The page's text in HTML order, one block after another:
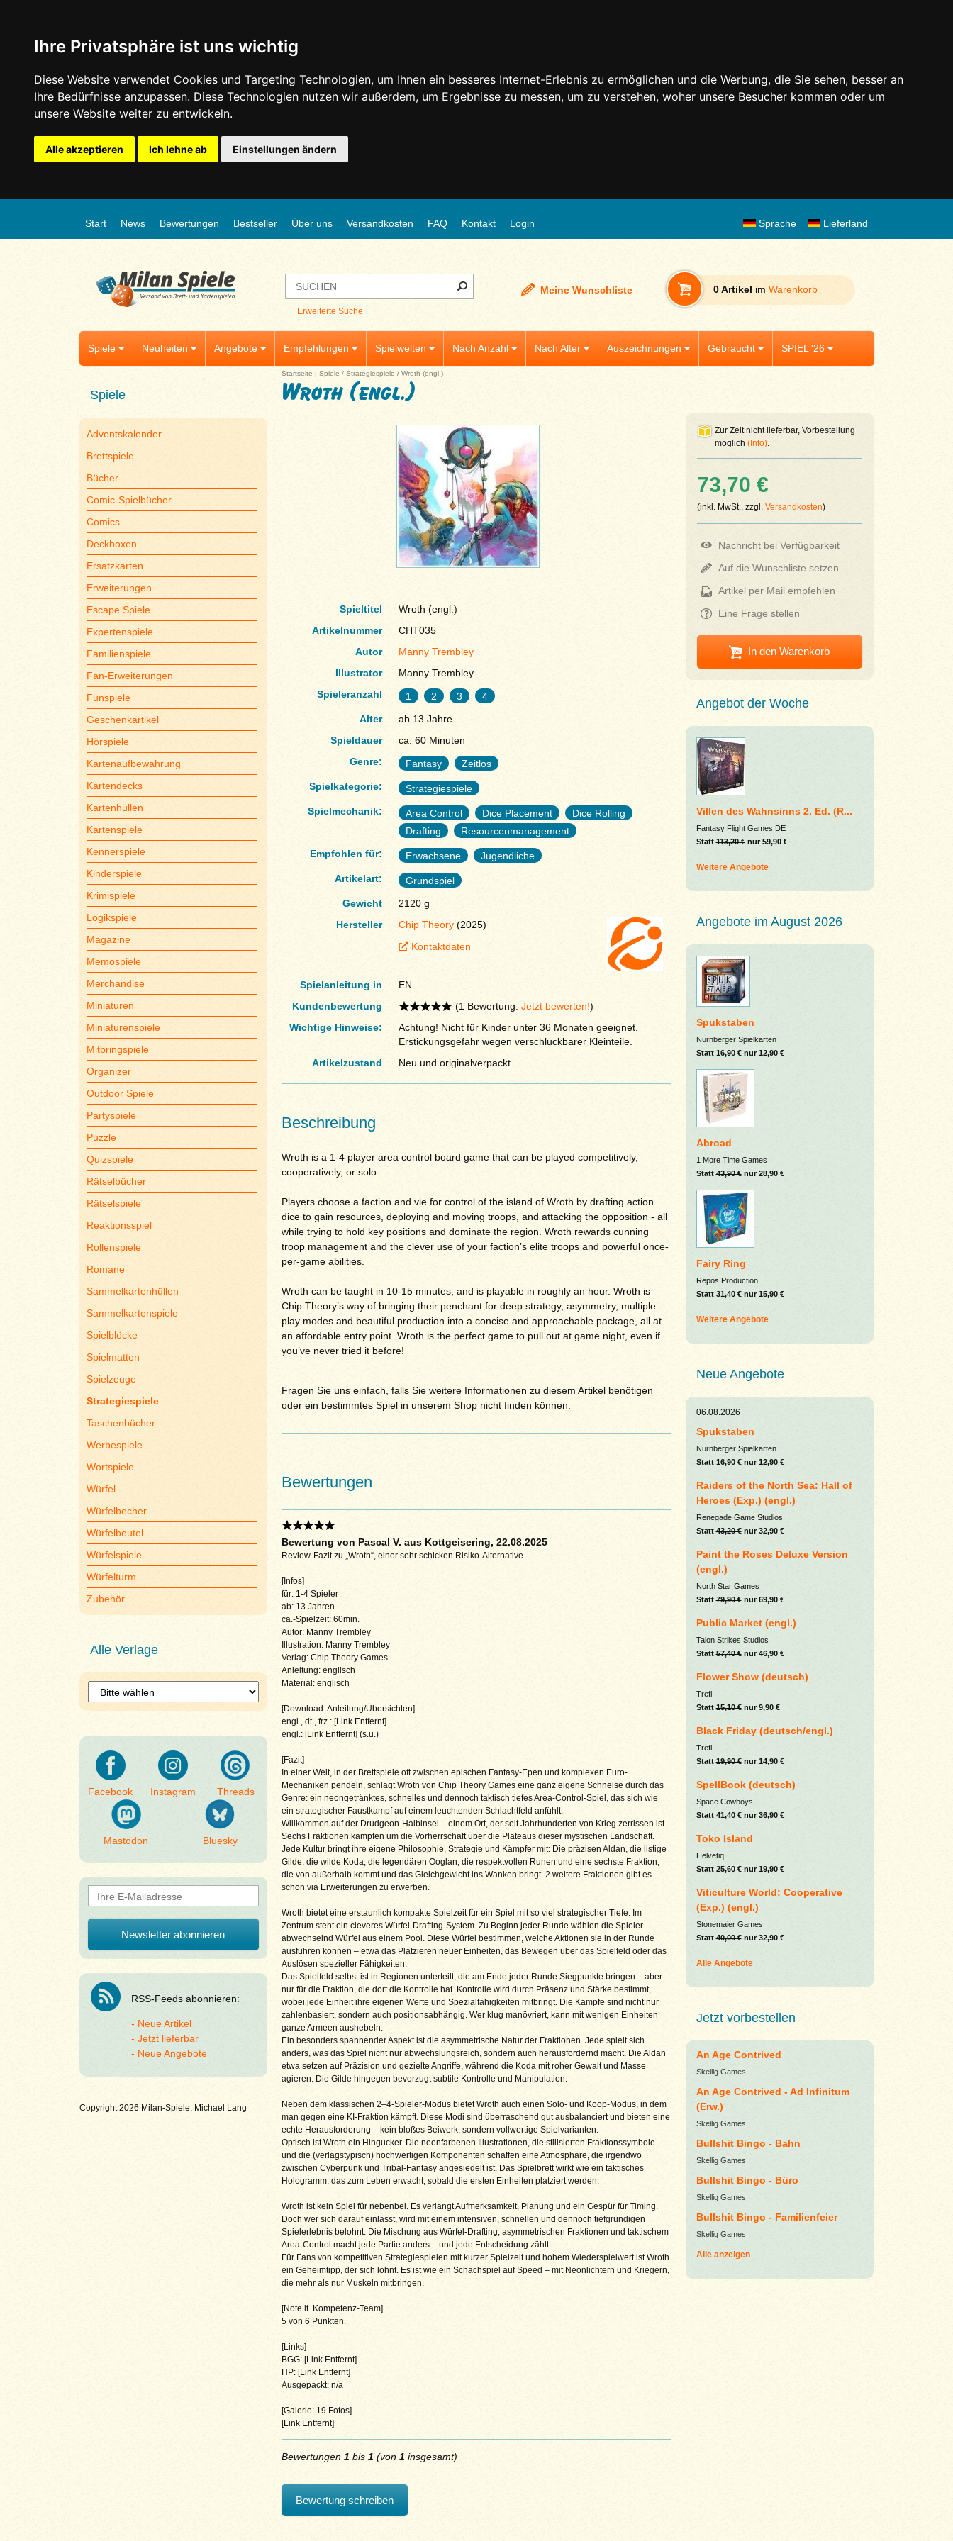
Ihre Privatsphäre ist uns wichtig
Diese Website verwendet Cookies und Targeting Technologien, um Ihnen ein besseres Internet-Erlebnis zu ermöglichen und die Werbung, die Sie sehen, besser an
Ihre Bedürfnisse anzupassen. Diese Technologien nutzen wir außerdem, um Ergebnisse zu messen, um zu verstehen, woher unsere Besucher kommen oder um
unsere Website weiter zu entwickeln.
Alle akzeptieren Ich lehne ab Einstellungen ändern
Start News Bewertungen Bestseller Über uns Versandkosten FAQ Kontakt Login Lieferland
Sprache
Erweiterte Suche
Meine Wunschliste 0 Artikel im Warenkorb
Spiele Neuheiten Angebote Empfehlungen Spielwelten Nach Anzahl Nach Alter Auszeichnungen Gebraucht SPIEL '26
Spiele
Adventskalender
Brettspiele
Bücher
Comic-Spielbücher
Comics
Deckboxen
Ersatzkarten
Erweiterungen
Escape Spiele
Expertenspiele
Familienspiele
Fan-Erweiterungen
Funspiele
Geschenkartikel
Hörspiele
Kartenaufbewahrung
Kartendecks
Kartenhüllen
Kartenspiele
Kennerspiele
Kinderspiele
Krimispiele
Logikspiele
Magazine
Memospiele
Merchandise
Miniaturen
Miniaturenspiele
Mitbringspiele
Organizer
Outdoor Spiele
Partyspiele
Puzzle
Quizspiele
Rätselbücher
Rätselspiele
Reaktionsspiel
Rollenspiele
Romane
Sammelkartenhüllen
Sammelkartenspiele
Spielblöcke
Spielmatten
Spielzeuge
Strategiespiele
Taschenbücher
Werbespiele
Wortspiele
Würfel
Würfelbecher
Würfelbeutel
Würfelspiele
Würfelturm
Zubehör
Alle Verlage
Facebook Instagram Threads
Mastodon Bluesky
RSS-Feeds abonnieren:
Neue Artikel
Jetzt lieferbar
Neue Angebote
Copyright 2026 Milan-Spiele, Michael Lang
Startseite | Spiele / Strategiespiele / Wroth (engl.)
Wroth (engl.)
Spieltitel
Wroth (engl.)
Artikelnummer
CHT035
Autor
Manny Trembley
Illustrator
Manny Trembley
Spieleranzahl
1 2 3
4
Alter
ab 13 Jahre
Spieldauer
ca. 60 Minuten
Genre:
Fantasy
Zeitlos
Spielkategorie:
Strategiespiele
Spielmechanik:
Area Control Dice Placement
Dice Rolling
Drafting
Resourcenmanagement
Empfohlen für:
Erwachsene
Jugendliche
Artikelart:
Grundspiel
Gewicht
2120 g
Hersteller
Chip Theory(2025)
Kontaktdaten
Spielanleitung in
EN
Kundenbewertung
(1 Bewertung. Jetzt bewerten!)
Wichtige Hinweise:
Achtung! Nicht für Kinder unter 36 Monaten geeignet.
Erstickungsgefahr wegen verschluckbarer Kleinteile.
Artikelzustand
Neu und originalverpackt
Beschreibung
Wroth is a 1-4 player area control board game that can be played competitively,
cooperatively, or solo.
Players choose a faction and vie for control of the island of Wroth by drafting action
dice to gain resources, deploying and moving troops, and attacking the opposition - all
while trying to hold key positions and dominate the region. Wroth rewards cunning
troop management and the clever use of your faction’s elite troops and powerful once-
per-game abilities.
Wroth can be taught in 10-15 minutes, and is playable in roughly an hour. Wroth is
Chip Theory’s way of bringing their penchant for deep strategy, asymmetry, multiple
play modes and beautiful production into a concise and approachable package, all at
an affordable entry point. Wroth is the perfect game to pull out at game night, even if
you’ve never tried it before!
Fragen Sie uns einfach, falls Sie weitere Informationen zu diesem Artikel benötigen
oder ein bestimmtes Spiel in unserem Shop nicht finden können.
Bewertungen
Bewertung von Pascal V. aus Kottgeisering, 22.08.2025
Review-Fazit zu „Wroth“, einer sehr schicken Risiko-Alternative.
[Infos]
für: 1-4 Spieler
ab: 13 Jahren
ca.-Spielzeit: 60min.
Autor: Manny Trembley
Illustration: Manny Trembley
Verlag: Chip Theory Games
Anleitung: englisch
Material: englisch
[Download: Anleitung/Übersichten]
engl., dt., frz.: [Link Entfernt]
engl.: [Link Entfernt] (s.u.)
[Fazit]
In einer Welt, in der Brettspiele oft zwischen epischen Fantasy-Epen und komplexen Euro-
Mechaniken pendeln, schlägt Wroth von Chip Theory Games eine ganz eigene Schneise durch das
Genre: ein neongetränktes, schnelles und dennoch taktisch tiefes Area-Control-Spiel, das sich wie
ein strategischer Faustkampf auf einem leuchtenden Schlachtfeld anfühlt.
Willkommen auf der Drudgeon-Halbinsel – einem Ort, der seit Jahrhunderten von Krieg zerrissen ist.
Sechs Fraktionen kämpfen um die Vorherrschaft über die Plateaus dieser mystischen Landschaft.
Jede Kultur bringt ihre eigene Philosophie, Strategie und Kämpfer mit: Die präzisen Aldan, die listige
Gilde, die wilde Koda, die legendären Ooglan, die respektvollen Runen und eine sechste Fraktion,
die von außerhalb kommt und das Gleichgewicht ins Wanken bringt. 2 weitere Fraktionen gibt es
schon via Erweiterungen zu erwerben.
Wroth bietet eine erstaunlich kompakte Spielzeit für ein Spiel mit so viel strategischer Tiefe. Im
Zentrum steht ein cleveres Würfel-Drafting-System. Zu Beginn jeder Runde wählen die Spieler
abwechselnd Würfel aus einem Pool. Diese Würfel bestimmen, welche Aktionen sie in der Runde
ausführen können – etwa das Platzieren neuer Einheiten, das Bewegen über das Spielfeld oder das
Auslösen spezieller Fähigkeiten.
Das Spielfeld selbst ist in Regionen unterteilt, die am Ende jeder Runde Siegpunkte bringen – aber
nur für die Fraktion, die dort die Kontrolle hat. Kontrolle wird durch Präsenz und Stärke bestimmt,
wobei jede Einheit ihre eigenen Werte und Spezialfähigkeiten mitbringt. Die Kämpfe sind nicht nur
zahlenbasiert, sondern auch positionsabhängig. Wer klug manövriert, kann mit wenigen Einheiten
ganze Armeen aushebeln.
Ein besonders spannender Aspekt ist die asymmetrische Natur der Fraktionen. Jede spielt sich
anders, was das Spiel nicht nur abwechslungsreich, sondern auch herausfordernd macht. Die Aldan
etwa setzen auf Präzision und gezielte Angriffe, während die Koda mit roher Gewalt und Masse
agieren. Die Gilde hingegen bevorzugt subtile Kontrolle und Manipulation.
Neben dem klassischen 2–4-Spieler-Modus bietet Wroth auch einen Solo- und Koop-Modus, in dem
man gegen eine KI-Fraktion kämpft. Diese Modi sind überraschend gut ausbalanciert und bieten eine
echte Herausforderung – kein bloßes Beiwerk, sondern vollwertige Spielvarianten.
Optisch ist Wroth ein Hingucker. Die neonfarbenen Illustrationen, die stilisierten Fraktionssymbole
und die (verlagstypisch) hochwertigen Komponenten schaffen eine Atmosphäre, die irgendwo
zwischen Cyberpunk und Tribal-Fantasy angesiedelt ist. Das Spielbrett wirkt wie ein taktisches
Hologramm, das zum Leben erwacht, sobald die ersten Einheiten platziert werden.
Wroth ist kein Spiel für nebenbei. Es verlangt Aufmerksamkeit, Planung und ein Gespür für Timing.
Doch wer sich darauf einlässt, wird mit einem intensiven, schnellen und dennoch tiefgründigen
Spielerlebnis belohnt. Die Mischung aus Würfel-Drafting, asymmetrischen Fraktionen und taktischem
Area-Control macht jede Partie anders – und jede Entscheidung zählt.
Für Fans von kompetitiven Strategiespielen mit kurzer Spielzeit und hohem Wiederspielwert ist Wroth
ein Geheimtipp, der sich lohnt. Es ist wie ein Schachspiel auf Speed – mit Neonlichtern und Kriegern,
die mehr als nur Muskeln mitbringen.
[Note lt. Kompetenz-Team]
5 von 6 Punkten.
[Links]
BGG: [Link Entfernt]
HP: [Link Entfernt]
Ausgepackt: n/a
[Galerie: 19 Fotos]
[Link Entfernt]
Bewertungen 1 bis 1 (von 1 insgesamt)
Bewertung schreiben
Zur Zeit nicht lieferbar, Vorbestellung
möglich (Info).
73,70 €
(inkl. MwSt., zzgl. Versandkosten)
Nachricht bei Verfügbarkeit
Auf die Wunschliste setzen
Artikel per Mail empfehlen
Eine Frage stellen
In den Warenkorb
Angebot der Woche
Villen des Wahnsinns 2. Ed. (R...
Fantasy Flight Games DE
Statt113,20 €nur 59,90 €
Weitere Angebote
Angebote im August 2026
Spukstaben
Nürnberger Spielkarten
Statt16,90 €nur 12,90 €
Abroad
1 More Time Games
Statt43,90 €nur 28,90 €
Fairy Ring
Repos Production
Statt31,40 €nur 15,90 €
Weitere Angebote
Neue Angebote
06.08.2026
Spukstaben
Nürnberger Spielkarten
Statt16,90 €nur 12,90 €
Raiders of the North Sea: Hall of
Heroes (Exp.) (engl.)
Renegade Game Studios
Statt43,20 €nur 32,90 €
Paint the Roses Deluxe Version
(engl.)
North Star Games
Statt79,90 €nur 69,90 €
Public Market (engl.)
Talon Strikes Studios
Statt57,40 €nur 46,90 €
Flower Show (deutsch)
Trefl
Statt15,10 €nur 9,90 €
Black Friday (deutsch/engl.)
Trefl
Statt19,90 €nur 14,90 €
SpellBook (deutsch)
Space Cowboys
Statt41,40 €nur 36,90 €
Toko Island
Helvetiq
Statt25,60 €nur 19,90 €
Viticulture World: Cooperative
(Exp.) (engl.)
Stonemaier Games
Statt40,00 €nur 32,90 €
Alle Angebote
Jetzt vorbestellen
An Age Contrived
Skellig Games
An Age Contrived - Ad Infinitum
(Erw.)
Skellig Games
Bullshit Bingo - Bahn
Skellig Games
Bullshit Bingo - Büro
Skellig Games
Bullshit Bingo - Familienfeier
Skellig Games
Alle anzeigen